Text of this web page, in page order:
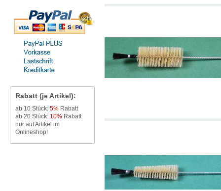
Rabatt (je Artikel):
ab 10 Stück: 5% Rabatt
ab 20 Stück: 10% Rabatt
nur auf Artikel im
Onlineshop!